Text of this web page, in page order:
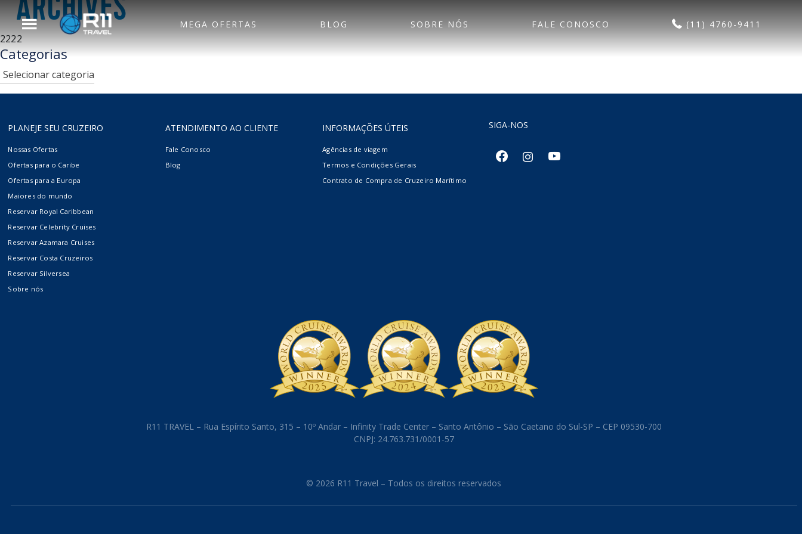
Voltar para o Menu
Principal
Royal Caribbean
Celebrity Cruises
Azamara
Silversea
Costa Cruzeiros
Hotel
Aéreo
MEGA OFERTAS BLOG SOBRE NÓS FALE CONOSCO (11) 4760-9411
ARCHIVES
2222
Categorias
Categorias
PLANEJE SEU CRUZEIRO
Nossas Ofertas
Ofertas para o Caribe
Ofertas para a Europa
Maiores do mundo
Reservar Royal Caribbean
Reservar Celebrity Cruises
Reservar Azamara Cruises
Reservar Costa Cruzeiros
Reservar Silversea
Sobre nós
ATENDIMENTO AO CLIENTE
Fale Conosco
Blog
INFORMAÇÕES ÚTEIS
Agências de viagem
Termos e Condições Gerais
Contrato de Compra de Cruzeiro Marítimo
SIGA-NOS
facebook instagramyoutube
R11 TRAVEL – Rua Espírito Santo, 315 – 10º Andar – Infinity Trade Center – Santo Antônio – São Caetano do Sul-SP – CEP 09530-700
CNPJ: 24.763.731/0001-57
© 2026 R11 Travel – Todos os direitos reservados